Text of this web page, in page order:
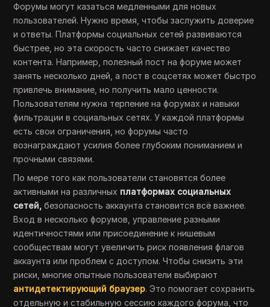
Форумы могут казаться медленными для новых
пользователей. Нужно время, чтобы заслужить доверие
и ответы. Платформы социальных сетей развиваются
быстрее, но эта скорость часто снижает качество
контента. Например, полезный пост на форуме может
занять несколько дней, а пост в соцсетях может быстро
привлечь внимание, но получить мало ценности.
Пользователям нужна терпение на форумах и навыки
фильтрации в социальных сетях. У каждой платформы
есть свои ограничения, но форумы часто
вознаграждают усилия более глубоким пониманием и
прочными связями.
По мере того как пользователи становятся более
активными на различных платформах социальных
сетей, безопасность аккаунта становится всё важнее.
Вход в несколько форумов, управление разными
идентичностями или присоединение к нишевым
сообществам могут увеличить риск появления флагов
аккаунта или проблем с доступом. Чтобы снизить эти
риски, многие опытные пользователи выбирают
антидетектирующий браузер. Это помогает сохранить
отдельную и стабильную сессию каждого форума, что